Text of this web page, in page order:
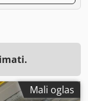
Mali oglas